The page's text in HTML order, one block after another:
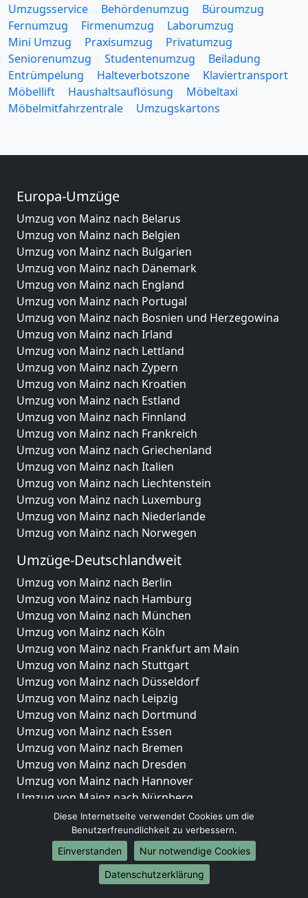
Umzugsservice Behördenumzug
Büroumzug
Fernumzug
Firmenumzug
Laborumzug
Mini Umzug
Praxisumzug
Privatumzug
Seniorenumzug
Studentenumzug
Beiladung
Entrümpelung
Halteverbotszone
Klaviertransport
Möbellift
Haushaltsauflösung
Möbeltaxi
Möbelmitfahrzentrale
Umzugskartons
Europa-Umzüge
Umzug von Mainz nach Belarus
Umzug von Mainz nach Belgien
Umzug von Mainz nach Bulgarien
Umzug von Mainz nach Dänemark
Umzug von Mainz nach England
Umzug von Mainz nach Portugal
Umzug von Mainz nach Bosnien und Herzegowina
Umzug von Mainz nach Irland
Umzug von Mainz nach Lettland
Umzug von Mainz nach Zypern
Umzug von Mainz nach Kroatien
Umzug von Mainz nach Estland
Umzug von Mainz nach Finnland
Umzug von Mainz nach Frankreich
Umzug von Mainz nach Griechenland
Umzug von Mainz nach Italien
Umzug von Mainz nach Liechtenstein
Umzug von Mainz nach Luxemburg
Umzug von Mainz nach Niederlande
Umzug von Mainz nach Norwegen
Umzüge-Deutschlandweit
Umzug von Mainz nach Berlin
Umzug von Mainz nach Hamburg
Umzug von Mainz nach München
Umzug von Mainz nach Köln
Umzug von Mainz nach Frankfurt am Main
Umzug von Mainz nach Stuttgart
Umzug von Mainz nach Düsseldorf
Umzug von Mainz nach Leipzig
Umzug von Mainz nach Dortmund
Umzug von Mainz nach Essen
Umzug von Mainz nach Bremen
Umzug von Mainz nach Dresden
Umzug von Mainz nach Hannover
Umzug von Mainz nach Nürnberg
Umzug von Mainz nach Duisburg
Umzug von Mainz nach Bochum
Umzug von Mainz nach Wuppertal
Umzug von Mainz nach Bielefeld
Umzug von Mainz nach Bonn
Diese Internetseite verwendet Cookies um die
Benutzerfreundlichkeit zu verbessern.
Einverstanden
Nur notwendige Cookies
Datenschutzerklärung